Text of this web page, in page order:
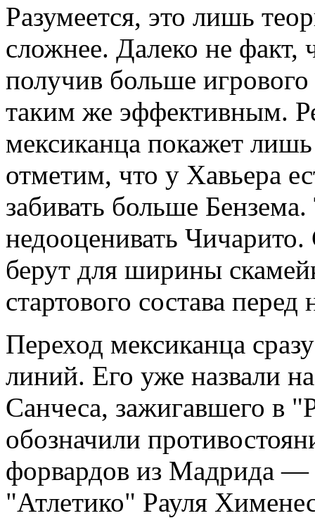
Разумеется, это лишь
сложнее. Далеко не факт,
получив больше
таким же эффективным.
мексиканца покажет
отметим, что у Хавьера
забивать больше
недооценивать
берут для ширины
стартового состава
Переход мексиканца
линий. Его уже назвали
Санчеса, зажигавшего в
обозначили
форвардов из Мадрида —
"Атлетико" Рауля